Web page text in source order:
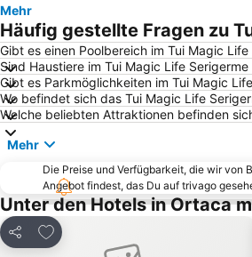
Mehr
Häufig gestellte Fragen zu
Gibt es einen Poolbereich im Tui Magic Life
Sind Haustiere im Tui Magic Life
Gibt es Parkmöglichkeiten im Tui Magic
Wo befindet sich das Tui Magic Life
Welche beliebten Attraktionen befinden
Mehr
Die Preise und Verfügbarkeit, die wir von
Angebot findest, das Du auf trivago
Unter den Hotels in Ortaca
Teilen
Zu Favoriten hinzufügen